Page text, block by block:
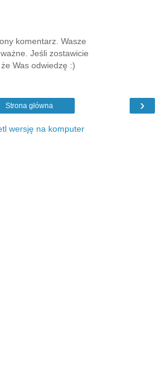
komentarz. Wasze
Jeśli zostawicie
Was odwiedzę :)
›
Strona główna
wersję na komputer